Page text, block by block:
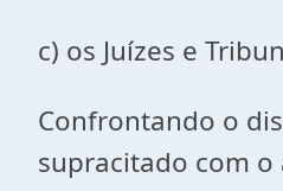
c) os Juízes e
Confrontando o
supracitado com